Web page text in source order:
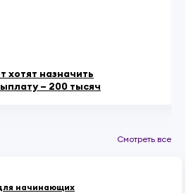
хотят назначить
– 200 тысяч
Смотреть все
начинающих